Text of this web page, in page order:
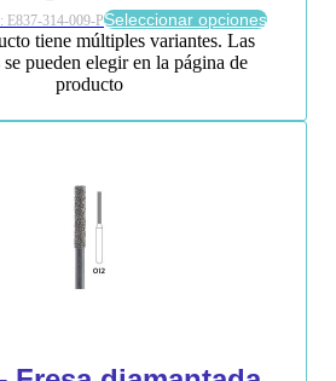
E837-314-009-PSeleccionar opciones
tiene múltiples variantes. Las
pueden elegir en la página de
producto